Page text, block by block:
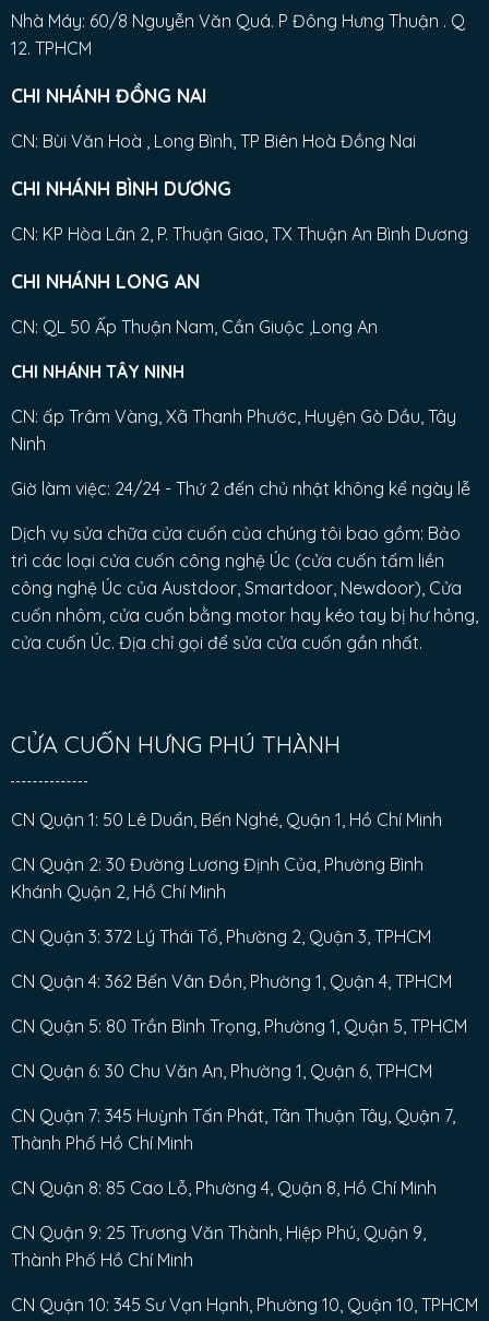
Nhà Máy: 60/8 Nguyễn Văn Quá. P Đông Hưng Thuận . Q
12. TPHCM
CHI NHÁNH ĐỒNG NAI
CN: Bùi Văn Hoà , Long Bình, TP Biên Hoà Đồng Nai
CHI NHÁNH BÌNH DƯƠNG
CN: KP Hòa Lân 2, P. Thuận Giao, TX Thuận An Bình Dương
CHI NHÁNH LONG AN
CN: QL 50 Ấp Thuận Nam, Cần Giuộc ,Long An
CHI NHÁNH TÂY NINH
CN: ấp Trâm Vàng, Xã Thanh Phước, Huyện Gò Dầu, Tây
Ninh
Giờ làm việc: 24/24 - Thứ 2 đến chủ nhật không kể ngày lễ
Dịch vụ sửa chữa cửa cuốn của chúng tôi bao gồm: Bảo
trì các loại cửa cuốn công nghệ Úc (cửa cuốn tấm liền
công nghệ Úc của Austdoor, Smartdoor, Newdoor), Cửa
cuốn nhôm, cửa cuốn bằng motor hay kéo tay bị hư hỏng,
cửa cuốn Úc. Địa chỉ gọi để sửa cửa cuốn gần nhất.
CỬA CUỐN HƯNG PHÚ THÀNH
CN Quận 1: 50 Lê Duẩn, Bến Nghé, Quận 1, Hồ Chí Minh
CN Quận 2: 30 Đường Lương Định Của, Phường Bình
Khánh Quận 2, Hồ Chí Minh
CN Quận 3: 372 Lý Thái Tổ, Phường 2, Quận 3, TPHCM
CN Quận 4: 362 Bến Vân Đồn, Phường 1, Quận 4, TPHCM
CN Quận 5: 80 Trần Bình Trọng, Phường 1, Quận 5, TPHCM
CN Quận 6: 30 Chu Văn An, Phường 1, Quận 6, TPHCM
CN Quận 7: 345 Huỳnh Tấn Phát, Tân Thuận Tây, Quận 7,
Thành Phố Hồ Chí Minh
CN Quận 8: 85 Cao Lỗ, Phường 4, Quận 8, Hồ Chí Minh
CN Quận 9: 25 Trương Văn Thành, Hiệp Phú, Quận 9,
Thành Phố Hồ Chí Minh
CN Quận 10: 345 Sư Vạn Hạnh, Phường 10, Quận 10, TPHCM